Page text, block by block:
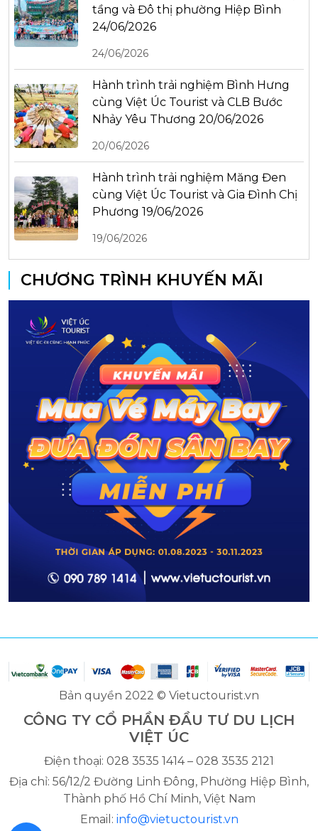
tầng và Đô thị phường Hiệp Bình
24/06/2026
24/06/2026
Hành trình trải nghiệm Bình Hưng
cùng Việt Úc Tourist và CLB Bước
Nhảy Yêu Thương 20/06/2026
20/06/2026
Hành trình trải nghiệm Măng Đen
cùng Việt Úc Tourist và Gia Đình Chị
Phương 19/06/2026
19/06/2026
CHƯƠNG TRÌNH KHUYẾN MÃI
Bản quyền 2022 © Vietuctourist.vn
CÔNG TY CỔ PHẦN ĐẦU TƯ DU LỊCH
VIỆT ÚC
Điện thoại: 028 3535 1414 – 028 3535 2121
Địa chỉ: 56/12/2 Đường Linh Đông, Phường Hiệp Bình,
Thành phố Hồ Chí Minh, Việt Nam
Email: info@vietuctourist.vn